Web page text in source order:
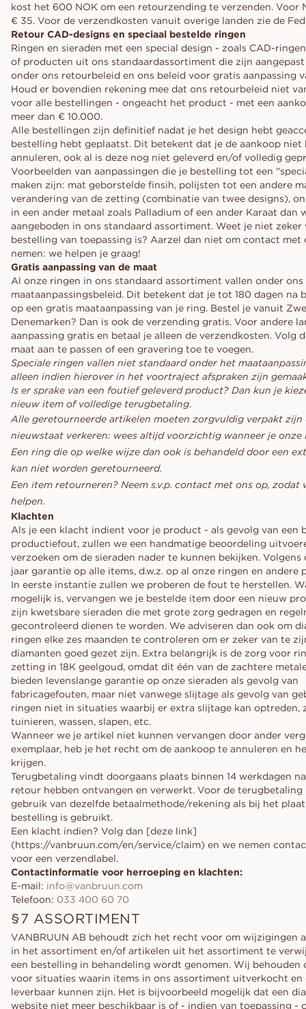
kost het 600 NOK om een retourzending te verzenden. Voor
€ 35. Voor de verzendkosten vanuit overige landen zie de
Retour CAD-designs en speciaal bestelde ringen
Ringen en sieraden met een special design - zoals CAD-
of producten uit ons standaardassortiment die zijn
onder ons retourbeleid en ons beleid voor gratis aanpassing
Houd er bovendien rekening mee dat ons retourbeleid niet
voor alle bestellingen - ongeacht het product - met een
meer dan € 10.000.
Alle bestellingen zijn definitief nadat je het design hebt
bestelling hebt geplaatst. Dit betekent dat je de aankoop niet
annuleren, ook al is deze nog niet geleverd en/of volledig
Voorbeelden van aanpassingen die je bestelling tot een
maken zijn: mat geborstelde finsih, polijsten tot een andere
verandering van de zetting (combinatie van twee designs),
in een ander metaal zoals Palladium of een ander Karaat dan
aangeboden in ons standaard assortiment. Weet je niet
bestelling van toepassing is? Aarzel dan niet om contact met
nemen: we helpen je graag!
Gratis aanpassing van de maat
Al onze ringen in ons standaard assortiment vallen onder ons
maataanpassingsbeleid. Dit betekent dat je tot 180 dagen na
op een gratis maataanpassing van je ring. Bestel je vanuit
Denemarken? Dan is ook de verzending gratis. Voor andere
aanpassing gratis en betaal je alleen de verzendkosten. Volg
maat aan te passen of een gravering toe te voegen.
Speciale ringen vallen niet standaard onder het
alleen indien hierover in het voortraject afspraken zijn
Is er sprake van een foutief geleverd product? Dan kun je
nieuw item of volledige terugbetaling.
Alle geretourneerde artikelen moeten zorgvuldig verpakt zijn
nieuwstaat verkeren: wees altijd voorzichtig wanneer je onze
Een ring die op welke wijze dan ook is behandeld door een
kan niet worden geretourneerd.
Een item retourneren? Neem s.v.p. contact met ons op, zodat
helpen.
Klachten
Als je een klacht indient voor je product - als gevolg van een
productiefout, zullen we een handmatige beoordeling
verzoeken om de sieraden nader te kunnen bekijken. Volgens
jaar garantie op alle items, d.w.z. op al onze ringen en andere
In eerste instantie zullen we proberen de fout te herstellen.
mogelijk is, vervangen we je bestelde item door een nieuw
zijn kwetsbare sieraden die met grote zorg gedragen en
gecontroleerd dienen te worden. We adviseren dan ook om
ringen elke zes maanden te controleren om er zeker van te
diamanten goed gezet zijn. Extra belangrijk is de zorg voor
zetting in 18K geelgoud, omdat dit één van de zachtere
bieden levenslange garantie op onze sieraden als gevolg van
fabricagefouten, maar niet vanwege slijtage als gevolg van
ringen niet in situaties waarbij er extra slijtage kan optreden,
tuinieren, wassen, slapen, etc.
Wanneer we je artikel niet kunnen vervangen door ander
exemplaar, heb je het recht om de aankoop te annuleren en
krijgen.
Terugbetaling vindt doorgaans plaats binnen 14 werkdagen
retour hebben ontvangen en verwerkt. Voor de terugbetaling
gebruik van dezelfde betaalmethode/rekening als bij het
bestelling is gebruikt.
Een klacht indien? Volg dan [deze link]
(https://vanbruun.com/en/service/claim) en we nemen
voor een verzendlabel.
Contactinformatie voor herroeping en klachten:
E-mail: info@vanbruun.com
Telefoon: 033 400 60 70
§7 ASSORTIMENT
VANBRUUN AB behoudt zich het recht voor om wijzigingen
in het assortiment en/of artikelen uit het assortiment te
een bestelling in behandeling wordt genomen. Wij behouden
voor situaties waarin items in ons assortiment uitverkocht en
leverbaar kunnen zijn. Het is bijvoorbeeld mogelijk dat een
website niet meer beschikbaar is of - indien van toepassing -